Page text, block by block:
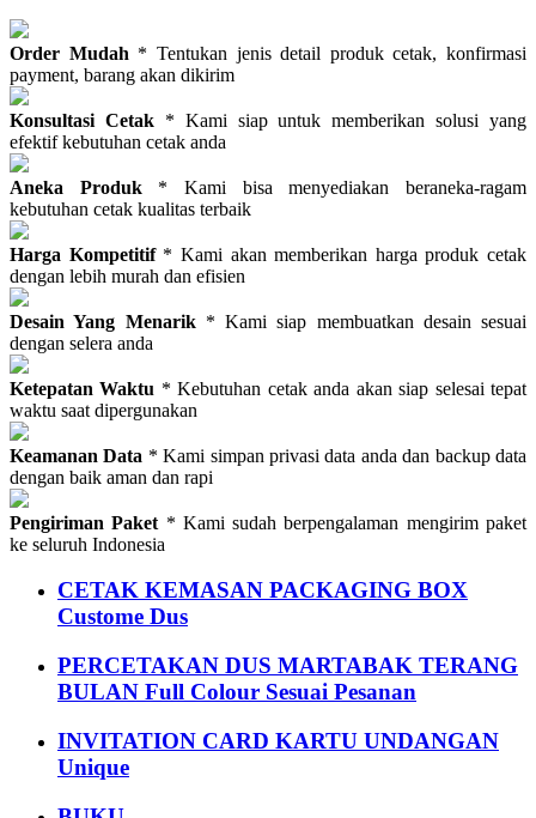
Order Mudah * Tentukan jenis detail produk cetak, konfirmasi
payment, barang akan dikirim
Konsultasi Cetak* Kami siap untuk memberikan solusi yang
efektif kebutuhan cetak anda
Aneka Produk * Kami bisa menyediakan beraneka-ragam
kebutuhan cetak kualitas terbaik
Harga Kompetitif* Kami akan memberikan harga produk cetak
dengan lebih murah dan efisien
Desain Yang Menarik* Kami siap membuatkan desain sesuai
dengan selera anda
Ketepatan Waktu * Kebutuhan cetak anda akan siap selesai tepat
waktu saat dipergunakan
Keamanan Data * Kami simpan privasi data anda dan backup data
dengan baik aman dan rapi
Pengiriman Paket * Kami sudah berpengalaman mengirim paket
ke seluruh Indonesia
CETAK KEMASAN PACKAGING BOX
Custome Dus
PERCETAKAN DUS MARTABAK TERANG
BULAN Full Colour Sesuai Pesanan
INVITATION CARD KARTU UNDANGAN
Unique